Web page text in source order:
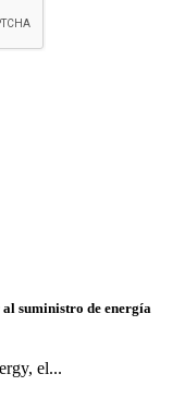
suministro de energía
el...